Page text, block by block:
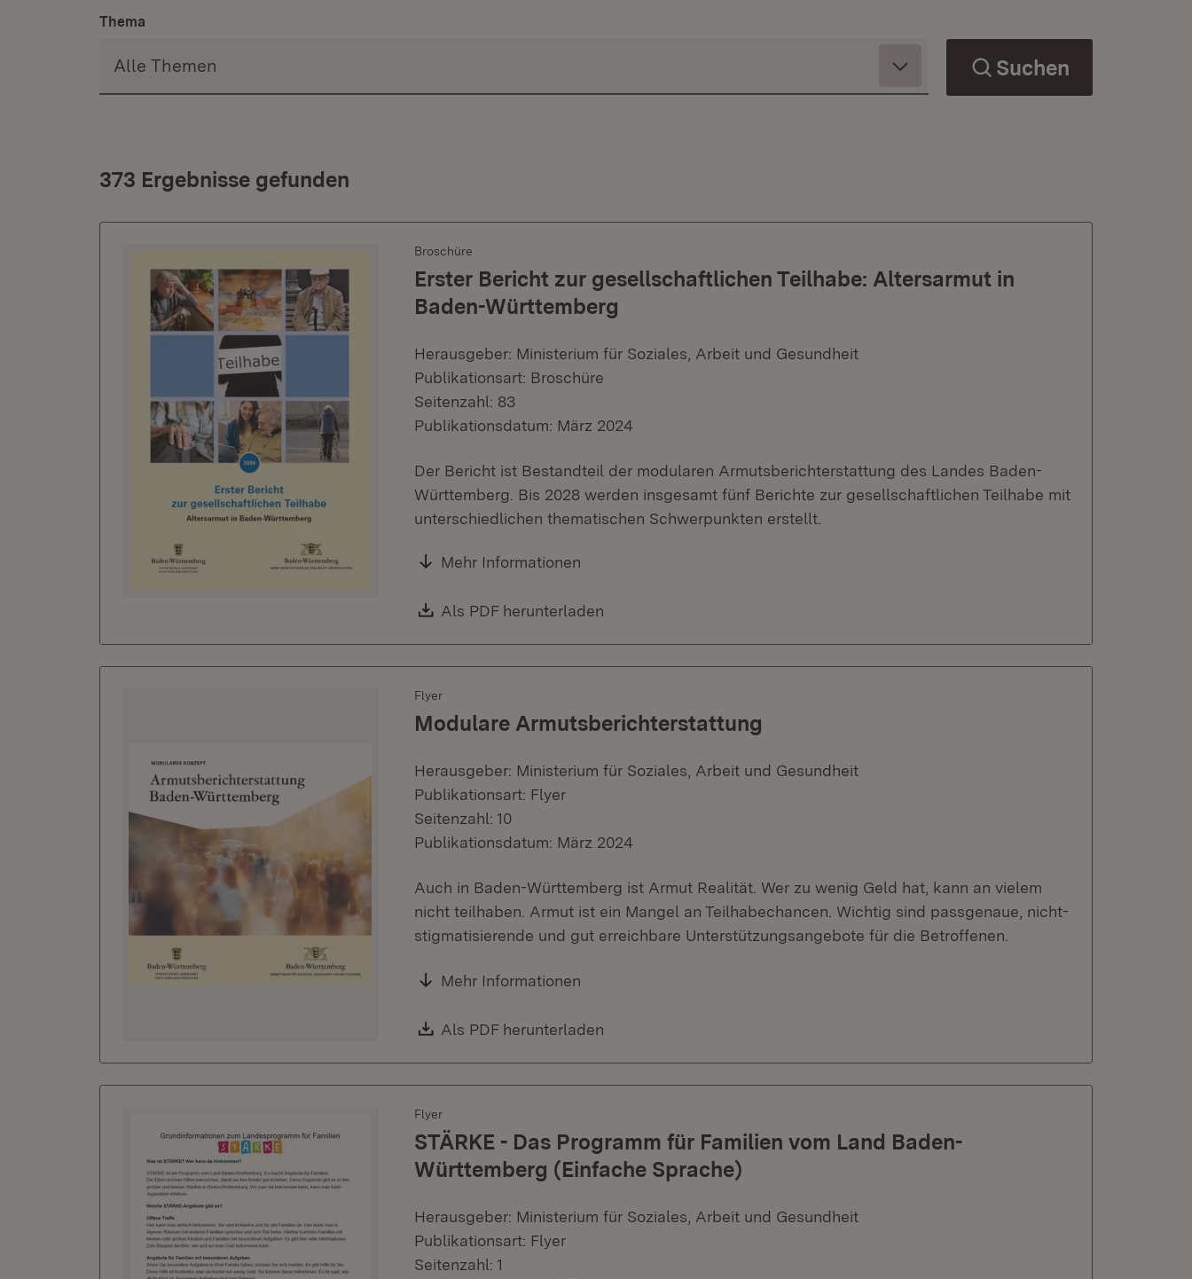
Thema
Suchen
373 Ergebnisse gefunden
Broschüre
Erster Bericht zur gesellschaftlichen Teilhabe: Altersarmut in
Baden-Württemberg
Herausgeber: Ministerium für Soziales, Arbeit und Gesundheit
Publikationsart: Broschüre
Seitenzahl: 83
Publikationsdatum: März 2024
Der Bericht ist Bestandteil der modularen Armutsberichterstattung des Landes Baden-
Württemberg. Bis 2028 werden insgesamt fünf Berichte zur gesellschaftlichen Teilhabe mit
unterschiedlichen thematischen Schwerpunkten erstellt.
Mehr Informationen
Download:
Als PDF herunterladen
Flyer
Modulare Armutsberichterstattung
Herausgeber: Ministerium für Soziales, Arbeit und Gesundheit
Publikationsart: Flyer
Seitenzahl: 10
Publikationsdatum: März 2024
Auch in Baden-Württemberg ist Armut Realität. Wer zu wenig Geld hat, kann an vielem
nicht teilhaben. Armut ist ein Mangel an Teilhabechancen. Wichtig sind passgenaue, nicht-
stigmatisierende und gut erreichbare Unterstützungsangebote für die Betroffenen.
Mehr Informationen
Download:
Als PDF herunterladen
Flyer
STÄRKE - Das Programm für Familien vom Land Baden-
Württemberg (Einfache Sprache)
Herausgeber: Ministerium für Soziales, Arbeit und Gesundheit
Publikationsart: Flyer
Seitenzahl: 1